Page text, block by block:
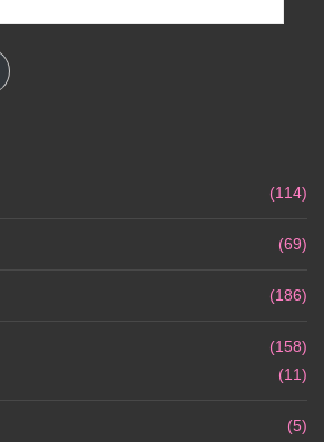
(114)
(69)
(186)
(158)
(11)
(5)